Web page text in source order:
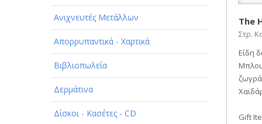
ΕΜΠΟΡΙΟ - ΕΜΠΟΡΙΚΑ
ΚΑΤΑΣΤΗΜΑΤΑ
ΕΡΓΟΣΤΑΣΙΑ - ΒΙΟΜΗΧΑΝΙΕΣ
ΞΕΝΟΔΟΧΕΙΑ - ΤΟΥΡΙΣΜΟΣ
ΟΜΟΡΦΙΑ
ΠΑΡΟΧΗ ΥΠΗΡΕΣΙΩΝ
Ανιχνευτές Μετάλλων
Απορρυπαντικά - Χαρτικά
Βιβλιοπωλεία
Δερμάτινα
Δίσκοι - Κασέτες - CD
The
Στρ.
Είδη
Gift